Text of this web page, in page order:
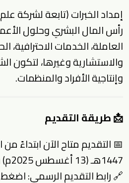
إمداد الخبرات (تابعة
رأس المال البشري وحلول
العاملة، الخدمات الاحترافية،
والاستشارية وغيرها، لتكون
وإنتاجية الأفراد والمنظمات.
📩 طريقة التقديم
1447هـ (13 أغسطس 2025م) وحتى الاكتفاء بالعدد
🔗 رابط التقديم الرسمي:اضغط